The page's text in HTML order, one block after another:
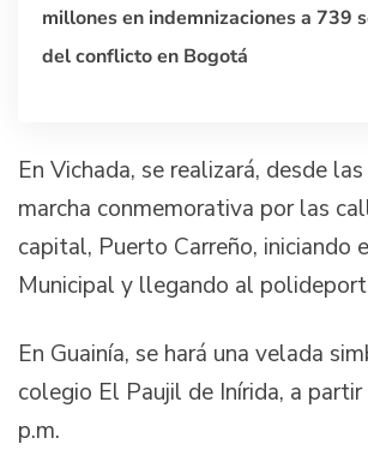
millones en indemnizaciones a 739
del conflicto en Bogotá
En Vichada, se realizará, desde
marcha conmemorativa por las
capital, Puerto Carreño, iniciando
Municipal y llegando al
En Guainía, se hará una velada
colegio El Paujil de Inírida, a
p.m.